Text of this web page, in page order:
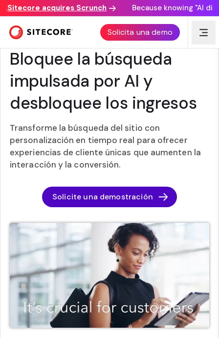
acquires Scrunch Because knowing "AI
Solicita una demo
SEARCH
Bloquee la búsqueda
impulsada por AI y
desbloquee los ingresos
Transforme la búsqueda del sitio con
personalización en tiempo real para ofrecer
experiencias de cliente únicas que aumenten la
interacción y la conversión.
Solicite una demostración